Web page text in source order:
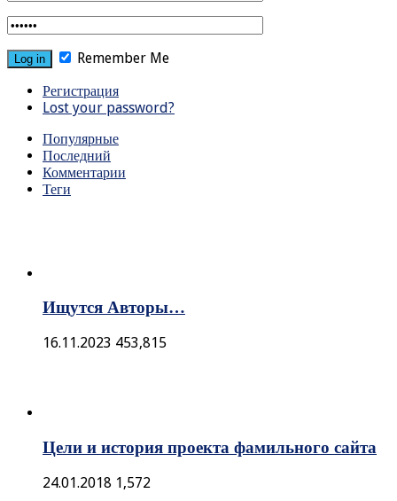
Remember Me
Регистрация
Lost your password?
Популярные
Последний
Комментарии
Теги
Ищутся Авторы…
16.11.2023 453,815
Цели и история проекта фамильного сайта
24.01.2018 1,572